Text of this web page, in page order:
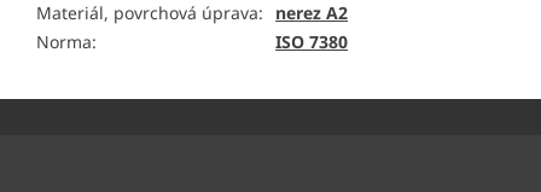
Materiál, povrchová úprava:
nerez A2
Norma: ISO 7380